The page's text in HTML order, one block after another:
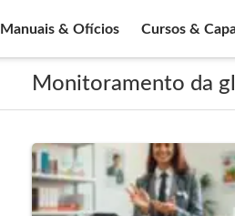
Manuais & Ofícios Cursos &
Monitoramento da